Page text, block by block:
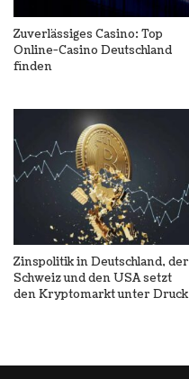
Zuverlässiges Casino: Top
Online-Casino Deutschland
finden
Zinspolitik in Deutschland, der
Schweiz und den USA setzt
den Kryptomarkt unter Druck